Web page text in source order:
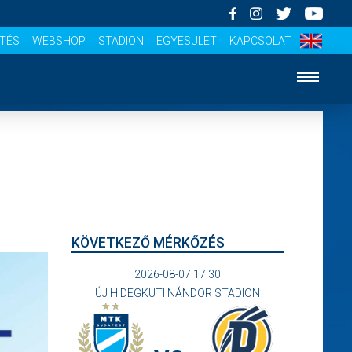
WEBSHOP STADION EGYESÜLET KAPCSOLAT
KÖVETKEZŐ MÉRKŐZÉS
2026-08-07 17:30
ÚJ HIDEGKUTI NÁNDOR STADION